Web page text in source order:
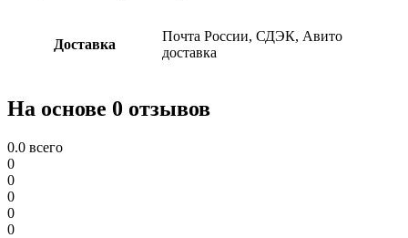
Доставка
Почта России, СДЭК, Авито
доставка
На основе 0 отзывов
0.0 всего
0
0
0
0
0